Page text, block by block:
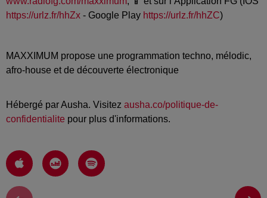
https://urlz.fr/hhZx - Google Play https://urlz.fr/hhZC)
MAXXIMUM propose une programmation techno, mélodic,
afro-house et de découverte électronique
Hébergé par Ausha. Visitez ausha.co/politique-de-
confidentialite pour plus d'informations.